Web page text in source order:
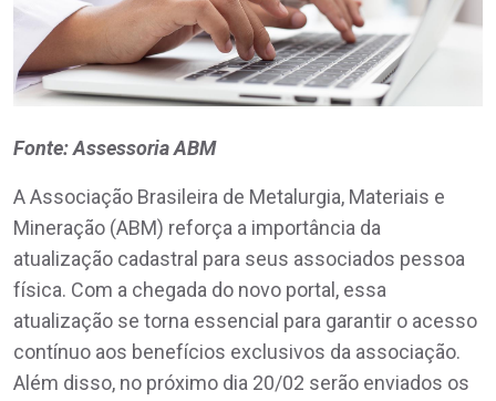
Fonte: Assessoria ABM
A Associação Brasileira de Metalurgia, Materiais e
Mineração (ABM) reforça a importância da
atualização cadastral para seus associados pessoa
física. Com a chegada do novo portal, essa
atualização se torna essencial para garantir o acesso
contínuo aos benefícios exclusivos da associação.
Além disso, no próximo dia 20/02 serão enviados os